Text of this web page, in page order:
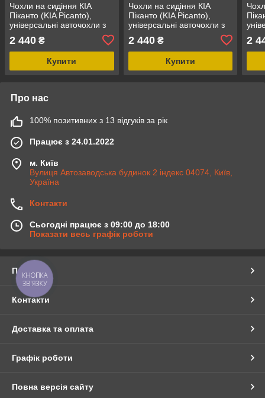
Чохли на сидіння КІА
Піканто (KIA Picanto),
універсальні авточохли з
екошкіри в Україні Чорно-
сірий
2 440 ₴
Купити
Чохли на сидіння КІА
Піканто (KIA Picanto),
універсальні авточохли з
екошкіри в Україні Чорно-
білий
2 440₴
Купити
2
Про нас
100% позитивних з 13 відгуків за рік
Працює з 24.01.2022
м. Київ
Вулиця Автозаводська будинок 2 індекс 04074, Київ,
Україна
Контакти
Сьогодні працює з 09:00 до 18:00
Показати весь графік роботи
Про нас
Контакти
Доставка та оплата
Графік роботи
Повна версія сайту
КНОПКА
ЗВ'ЯЗКУ